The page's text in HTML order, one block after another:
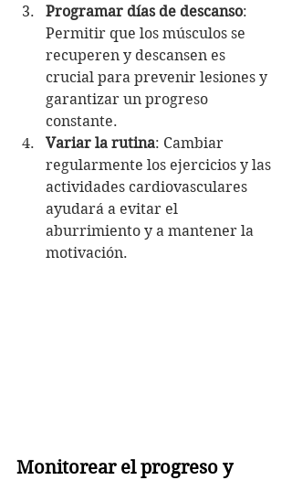
Programar días de descanso:
Permitir que los músculos se
recuperen y descansen es
crucial para prevenir lesiones y
garantizar un progreso
constante.
Variar la rutina: Cambiar
regularmente los ejercicios y las
actividades cardiovasculares
ayudará a evitar el
aburrimiento y a mantener la
motivación.
Monitorear el progreso y